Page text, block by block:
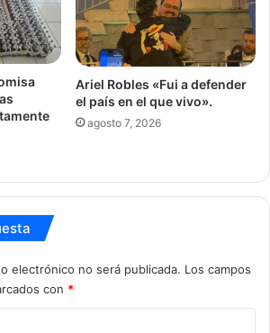
Ariel Robles «Fui a defender
el país en el que vivo».
agosto 7, 2026
electrónico no será publicada. Los campos
con *